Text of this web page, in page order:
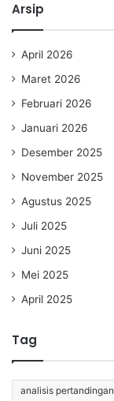
Arsip
April 2026
Maret 2026
Februari 2026
Januari 2026
Desember 2025
November 2025
Agustus 2025
Juli 2025
Juni 2025
Mei 2025
April 2025
Tag
analisis pertandingan